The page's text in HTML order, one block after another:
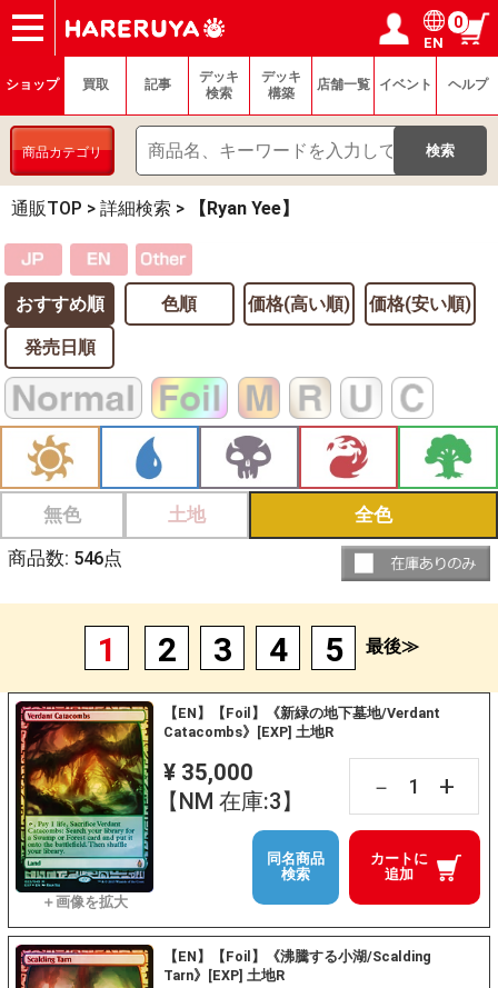
ショップ
買取
記事
デッキ検索
デッキ構築
選手一覧
店舗一覧
イベント
ヘルプ
お問い合わせ ログイン／会員登録
マイページ
EN
0
ショップ 買取 記事
デッキ
検索
デッキ
構築
店舗一覧 イベント ヘルプ
商品カテゴリ
通販TOP > 詳細検索 > 【Ryan Yee】
おすすめ順 色順 価格(高い順) 価格(安い順)
発売日順
無色 土地 全色
商品数: 546点
1 2 3 4 5 最後≫
【EN】【Foil】《新緑の地下墓地/Verdant
Catacombs》[EXP] 土地R
¥ 35,000
【NM 在庫:3】
－ +
カートに
追加
同名商品
検索
【EN】【Foil】《沸騰する小湖/Scalding
Tarn》[EXP] 土地R